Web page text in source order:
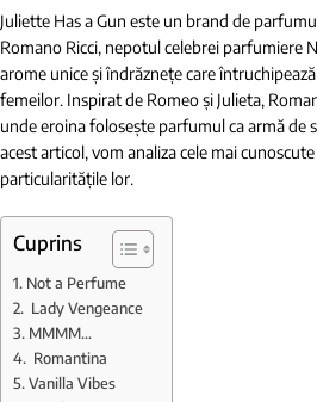
Juliette Has a Gun este un brand de
Romano Ricci, nepotul celebrei parfumiere
arome unice și îndrăznețe care
femeilor. Inspirat de Romeo și Julieta,
unde eroina folosește parfumul ca armă de
acest articol, vom analiza cele mai
particularitățile lor.
Cuprins
Not a Perfume
Lady Vengeance
MMMM…
Romantina
Vanilla Vibes